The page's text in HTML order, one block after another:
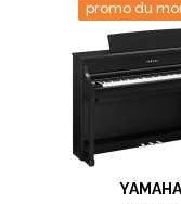
promo du
YAMAHA